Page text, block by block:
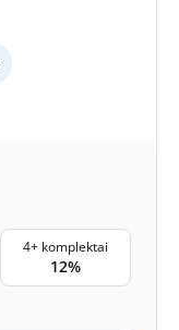
4+ komplektai
12%